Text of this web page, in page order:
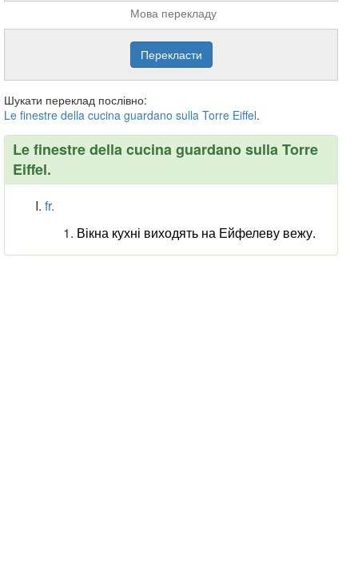
Мова перекладу
Шукати переклад послівно:
Le finestre della cucina guardano sulla Torre Eiffel.
Le finestre della cucina guardano sulla Torre
Eiffel.
fr.
Вікна кухні виходять на Ейфелеву вежу.